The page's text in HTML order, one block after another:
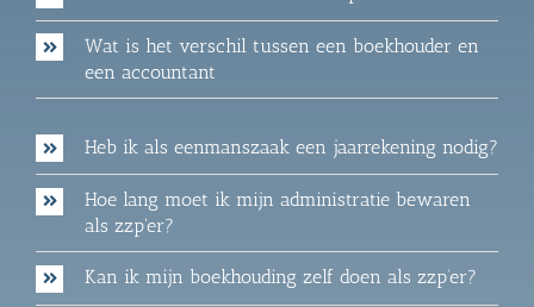
Wat is het verschil tussen een boekhouder en
een accountant
Heb ik als eenmanszaak een jaarrekening nodig?
Hoe lang moet ik mijn administratie bewaren
als zzp'er?
Kan ik mijn boekhouding zelf doen als zzp’er?